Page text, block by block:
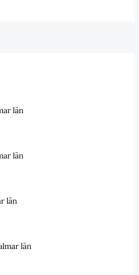
län
län
län
län